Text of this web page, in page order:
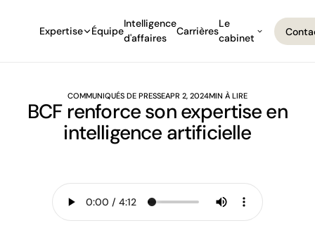
Expertise Équipe
Intelligence
d'affaires
Carrières
Le
cabinet
COMMUNIQUÉS DE PRESSEAPR 2, 2024MIN À LIRE
BCF renforce son expertise en
intelligence artificielle